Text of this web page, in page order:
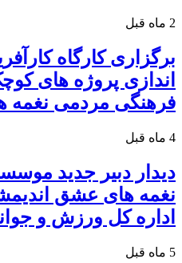
2 ماه قبل
برگزاری کارگاه
اندازی پروژه های
فرهنگی مردمی
4 ماه قبل
دیدار دبیر جدید
نغمه های عشق
اداره کل ورزش و
5 ماه قبل